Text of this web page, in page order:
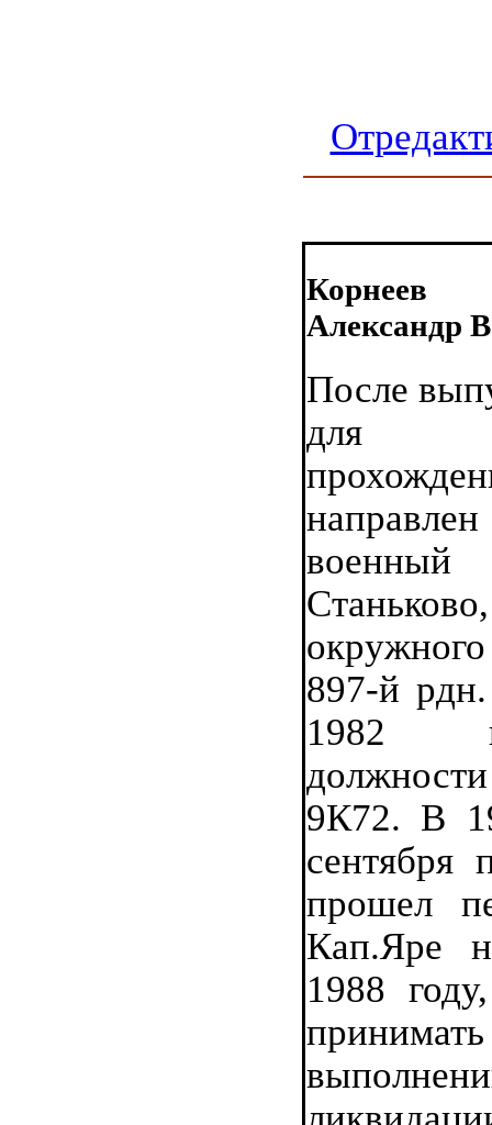
Корнеев
Александр
После
для
897-й
1982
9К72. В
сентября
прошел
Кап.Яре
1988